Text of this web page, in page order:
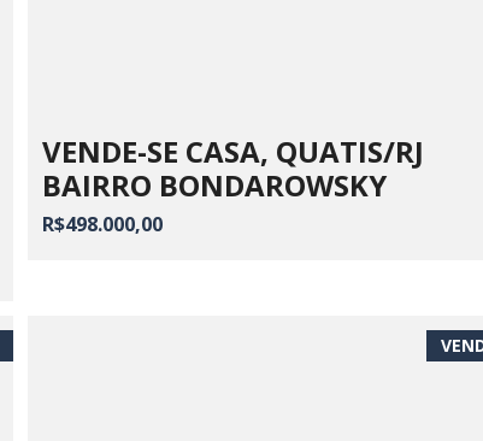
VENDE-SE CASA, QUATIS/RJ
BAIRRO BONDAROWSKY
R$498.000,00